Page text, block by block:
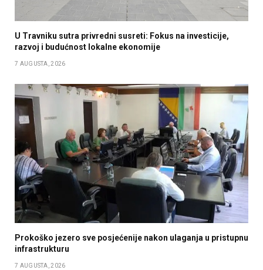
U Travniku sutra privredni susreti: Fokus na investicije,
razvoj i budućnost lokalne ekonomije
7 AUGUSTA, 2026
Prokoško jezero sve posjećenije nakon ulaganja u pristupnu
infrastrukturu
7 AUGUSTA, 2026